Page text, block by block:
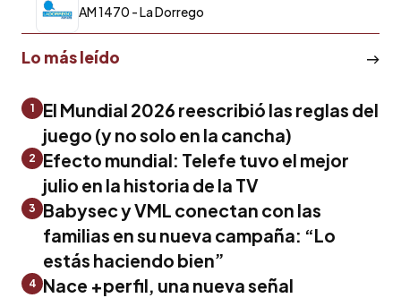
AM 1470 - La Dorrego
Lo más leído
1
El Mundial 2026 reescribió las reglas del
juego (y no solo en la cancha)
2
Efecto mundial: Telefe tuvo el mejor
julio en la historia de la TV
3
Babysec y VML conectan con las
familias en su nueva campaña: “Lo
estás haciendo bien”
4 Nace +perfil, una nueva señal